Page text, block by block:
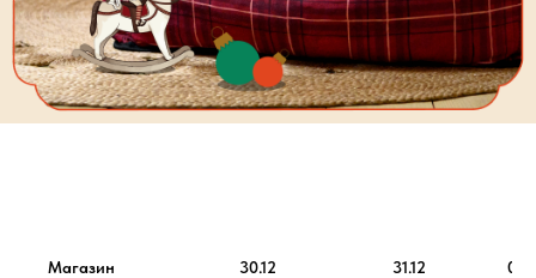
Магазин 30.12 31.12